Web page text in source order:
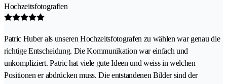
Hochzeitsfotografien
Patric Huber als unseren Hochzeitsfotografen zu wählen war genau die
richtige Entscheidung. Die Kommunikation war einfach und
unkompliziert. Patric hat viele gute Ideen und weiss in welchen
Positionen er abdrücken muss. Die entstandenen Bilder sind der